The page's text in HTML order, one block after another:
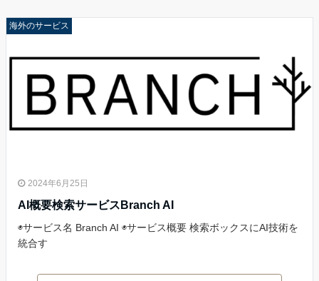
海外のサービス
2024年6月25日
AI概要検索サービスBranch AI
◉サービス名 Branch AI ◉サービス概要 検索ボックスにAI技術を
統合す